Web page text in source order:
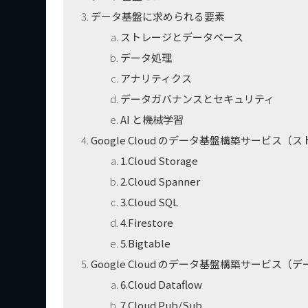
データ基盤に求められる要素
ストレージとデータベース
データ処理
アナリティクス
データガバナンスとセキュリティ
AI と機械学習
Google Cloud のデータ基盤構築サービス（ス
1.Cloud Storage
2.Cloud Spanner
3.Cloud SQL
4.Firestore
5.Bigtable
Google Cloud のデータ基盤構築サービス（デ
6.Cloud Dataflow
7.Cloud Pub/Sub